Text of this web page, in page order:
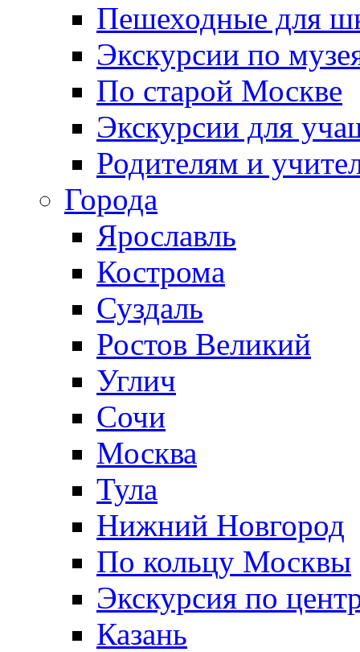
Пешеходные для
Экскурсии по
По старой Москве
Экскурсии для
Родителям и
Города
Ярославль
Кострома
Суздаль
Ростов Великий
Углич
Сочи
Москва
Тула
Нижний Новгород
По кольцу Москвы
Экскурсия по
Казань